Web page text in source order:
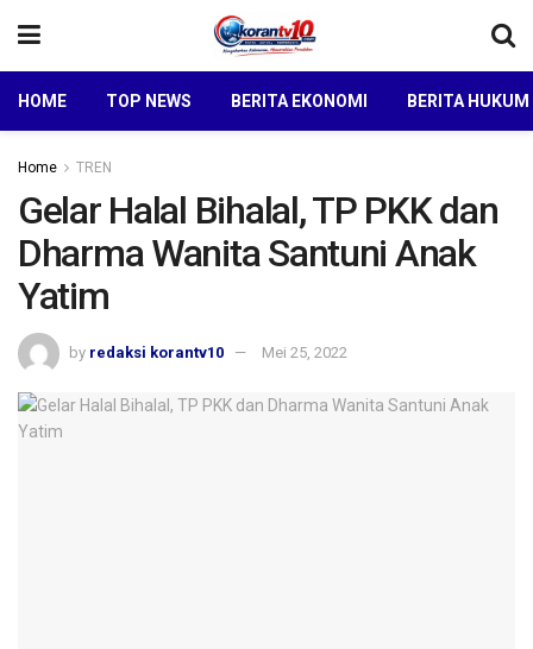
HOME TOP NEWS BERITA EKONOMI BERITA
Home TREN
Gelar Halal Bihalal, TP PKK dan
Dharma Wanita Santuni Anak
Yatim
by redaksi korantv10 Mei 25, 2022